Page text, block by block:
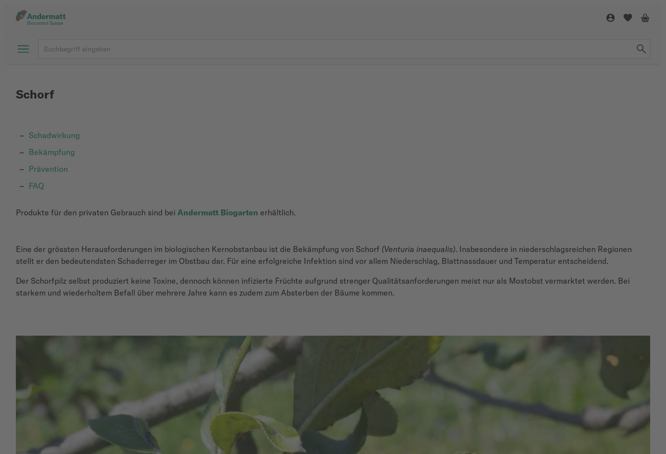
Schorf
Schadwirkung
Bekämpfung
Prävention
FAQ
Produkte für den privaten Gebrauch sind bei Andermatt Biogarten erhältlich.
Eine der grössten Herausforderungen im biologischen Kernobstanbau ist die Bekämpfung von Schorf (Venturia inaequalis). Insbesondere in niederschlagsreichen Regionen
stellt er den bedeutendsten Schaderreger im Obstbau dar. Für eine erfolgreiche Infektion sind vor allem Niederschlag, Blattnassdauer und Temperatur entscheidend.
Der Schorfpilz selbst produziert keine Toxine, dennoch können infizierte Früchte aufgrund strenger Qualitätsanforderungen meist nur als Mostobst vermarktet werden. Bei
starkem und wiederholtem Befall über mehrere Jahre kann es zudem zum Absterben der Bäume kommen.